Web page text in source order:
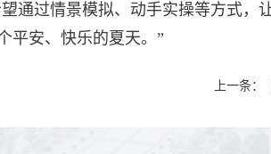
通过情景模拟、动手实操等方式
平安、快乐的夏天。”
上一条：